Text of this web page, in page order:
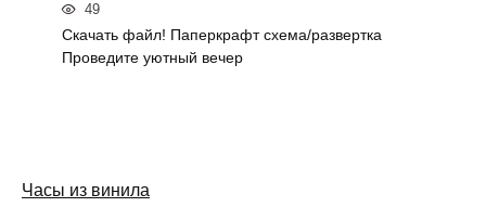
49
Скачать файл! Паперкрафт схема/развертка
Проведите уютный вечер
Часы из винила